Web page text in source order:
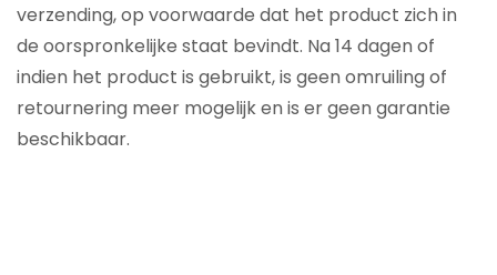
verzending, op voorwaarde dat het product zich in
de oorspronkelijke staat bevindt. Na 14 dagen of
indien het product is gebruikt, is geen omruiling of
retournering meer mogelijk en is er geen garantie
beschikbaar.